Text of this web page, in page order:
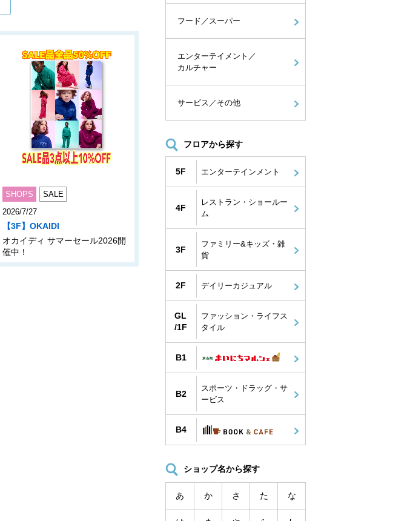
SHOPS
SALE
2026/7/27
【3F】OKAIDI
オカイディ サマーセール2026開
催中！
フード／スーパー
エンターテイメント／
カルチャー
サービス／その他
フロアから探す
5F エンターテインメント
4F
レストラン・ショールー
ム
3F
ファミリー&キッズ・雑
貨
2F デイリーカジュアル
GL
/1F
ファッション・ライフス
タイル
B1
B2
スポーツ・ドラッグ・サ
ービス
B4
ショップ名から探す
あ か さ た な